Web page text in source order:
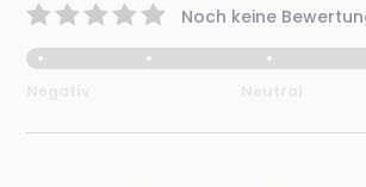
Noch keine